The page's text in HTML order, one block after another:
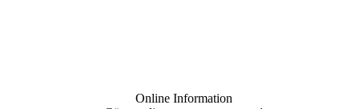
Online Information